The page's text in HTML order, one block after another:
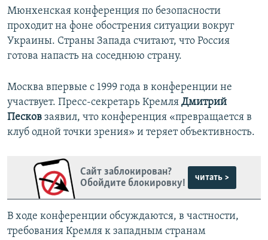
Мюнхенская конференция по безопасности
проходит на фоне обострения ситуации вокруг
Украины. Страны Запада считают, что Россия
готова напасть на соседнюю страну.
Москва впервые с 1999 года в конференции не
участвует. Пресс-секретарь Кремля Дмитрий
Песков заявил, что конференция «превращается в
клуб одной точки зрения» и теряет объективность.
Сайт заблокирован?
Обойдите блокировку!
читать >
В ходе конференции обсуждаются, в частности,
требования Кремля к западным странам